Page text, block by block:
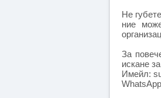
Не
ние
За
искане
Имейл: